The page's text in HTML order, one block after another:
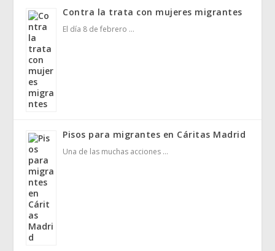
Contra la trata con mujeres migrantes
El día 8 de febrero …
Pisos para migrantes en Cáritas Madrid
Una de las muchas acciones …